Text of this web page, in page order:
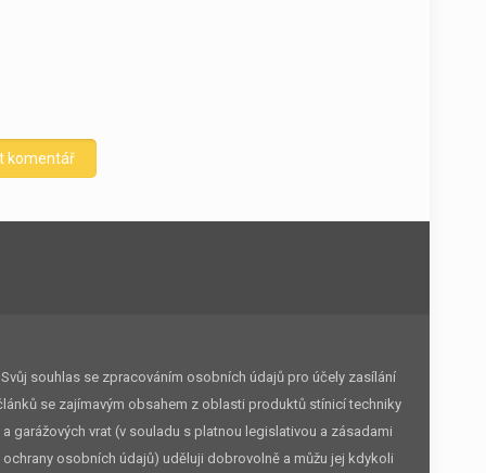
Svůj souhlas se zpracováním osobních údajů pro účely zasílání
se zajímavým obsahem z oblasti produktů stínicí techniky
a garážových vrat (v souladu s platnou legislativou a zásadami
ochrany osobních údajů) uděluji dobrovolně a můžu jej kdykoli